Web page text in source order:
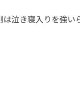
泣き寝入りを強い